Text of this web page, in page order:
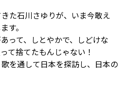
た石川さゆりが、いま今敢え
す。
って、しとやかで、しどけな
て捨てたもんじゃない！
を通して日本を探訪し、日本の